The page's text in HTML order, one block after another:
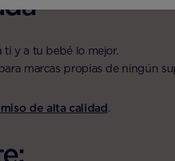
y a tu bebé lo mejor.
marcas propias de ningún
de alta calidad .